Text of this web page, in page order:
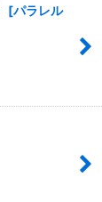
[パラレル